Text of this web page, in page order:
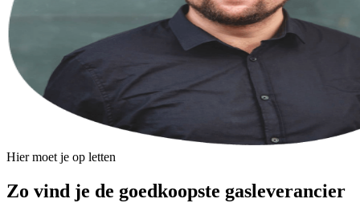
Hier moet je op letten
Zo vind je de goedkoopste gasleverancier